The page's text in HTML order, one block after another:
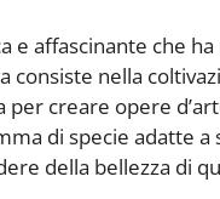
e affascinante che
consiste nella
creare opere
di specie adatte a
della bellezza di